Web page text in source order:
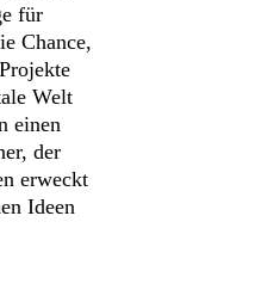
für
Chance,
Welt
einen
der
erweckt
Ideen